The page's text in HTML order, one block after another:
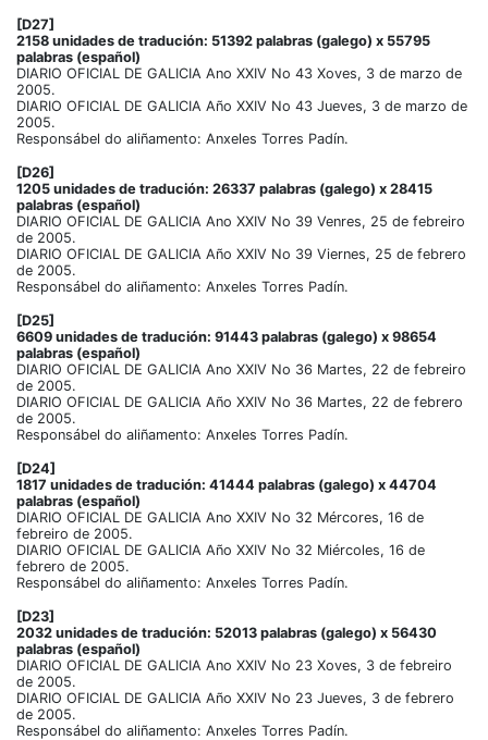
[D27]
2158 unidades de tradución: 51392 palabras (galego) x 55795
palabras (español)
DIARIO OFICIAL DE GALICIA Ano XXIV No 43 Xoves, 3 de marzo de
2005.
DIARIO OFICIAL DE GALICIA Año XXIV No 43 Jueves, 3 de marzo de
2005.
Responsábel do aliñamento: Anxeles Torres Padín.
[D26]
1205 unidades de tradución: 26337 palabras (galego) x 28415
palabras (español)
DIARIO OFICIAL DE GALICIA Ano XXIV No 39 Venres, 25 de febreiro
de 2005.
DIARIO OFICIAL DE GALICIA Año XXIV No 39 Viernes, 25 de febrero
de 2005.
Responsábel do aliñamento: Anxeles Torres Padín.
[D25]
6609 unidades de tradución: 91443 palabras (galego) x 98654
palabras (español)
DIARIO OFICIAL DE GALICIA Ano XXIV No 36 Martes, 22 de febreiro
de 2005.
DIARIO OFICIAL DE GALICIA Año XXIV No 36 Martes, 22 de febrero
de 2005.
Responsábel do aliñamento: Anxeles Torres Padín.
[D24]
1817 unidades de tradución: 41444 palabras (galego) x 44704
palabras (español)
DIARIO OFICIAL DE GALICIA Ano XXIV No 32 Mércores, 16 de
febreiro de 2005.
DIARIO OFICIAL DE GALICIA Año XXIV No 32 Miércoles, 16 de
febrero de 2005.
Responsábel do aliñamento: Anxeles Torres Padín.
[D23]
2032 unidades de tradución: 52013 palabras (galego) x 56430
palabras (español)
DIARIO OFICIAL DE GALICIA Ano XXIV No 23 Xoves, 3 de febreiro
de 2005.
DIARIO OFICIAL DE GALICIA Año XXIV No 23 Jueves, 3 de febrero
de 2005.
Responsábel do aliñamento: Anxeles Torres Padín.